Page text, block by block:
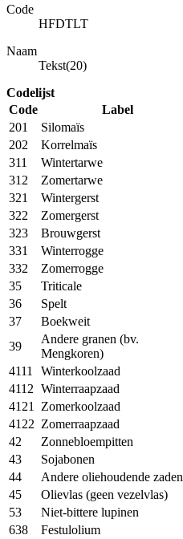
Code
HFDTLT
Naam
Tekst(20)
Codelijst
Code
Label
201
Silomaïs
202
Korrelmaïs
311
Wintertarwe
312
Zomertarwe
321
Wintergerst
322
Zomergerst
323
Brouwgerst
331
Winterrogge
332
Zomerrogge
35
Triticale
36
Spelt
37
Boekweit
39
Andere granen (bv.
Mengkoren)
4111
Winterkoolzaad
4112 Winterraapzaad
4121
Zomerkoolzaad
4122 Zomerraapzaad
42
Zonnebloempitten
43
Sojabonen
44
Andere oliehoudende zaden
45
Olievlas (geen vezelvlas)
53
Niet-bittere lupinen
638
Festulolium